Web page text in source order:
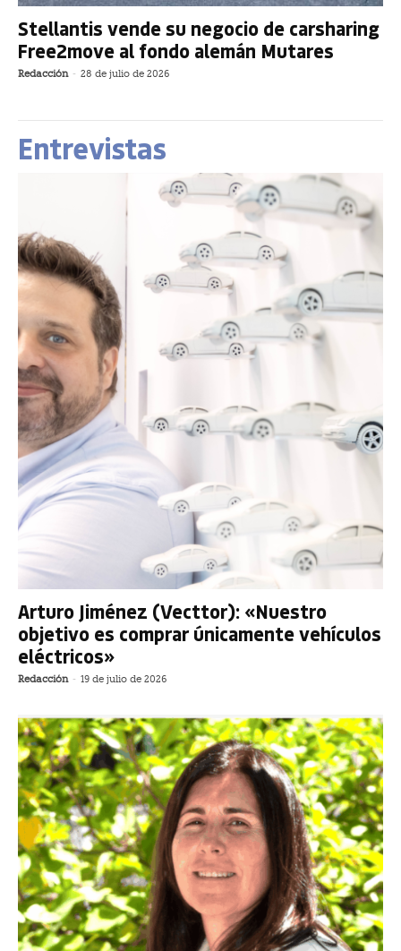
Stellantis vende su negocio de carsharing
Free2move al fondo alemán Mutares
Redacción - 28 de julio de 2026
Entrevistas
Arturo Jiménez (Vecttor): «Nuestro
objetivo es comprar únicamente vehículos
eléctricos»
Redacción - 19 de julio de 2026